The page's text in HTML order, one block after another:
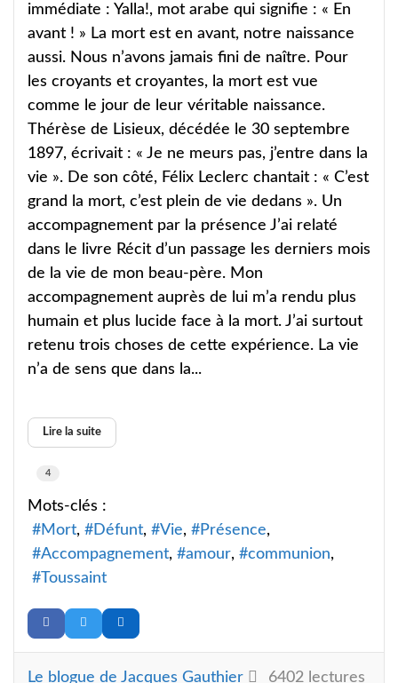
immédiate : Yalla!, mot arabe qui signifie : « En
avant ! » La mort est en avant, notre naissance
aussi. Nous n’avons jamais fini de naître. Pour
les croyants et croyantes, la mort est vue
comme le jour de leur véritable naissance.
Thérèse de Lisieux, décédée le 30 septembre
1897, écrivait : « Je ne meurs pas, j’entre dans la
vie ». De son côté, Félix Leclerc chantait : « C’est
grand la mort, c’est plein de vie dedans ». Un
accompagnement par la présence J’ai relaté
dans le livre Récit d’un passage les derniers mois
de la vie de mon beau-père. Mon
accompagnement auprès de lui m’a rendu plus
humain et plus lucide face à la mort. J’ai surtout
retenu trois choses de cette expérience. La vie
n’a de sens que dans la...
Lire la suite
4
Mots-clés :
Mort
Défunt Vie
Présence
Accompagnement
amour
communion
Toussaint
Le blogue de Jacques Gauthier 6402 lectures